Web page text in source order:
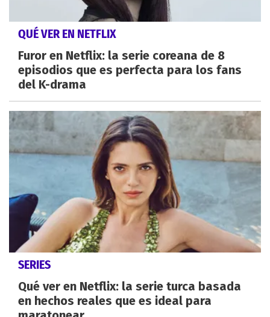
QUÉ VER EN NETFLIX
Furor en Netflix: la serie coreana de 8
episodios que es perfecta para los fans
del K-drama
SERIES
Qué ver en Netflix: la serie turca basada
en hechos reales que es ideal para